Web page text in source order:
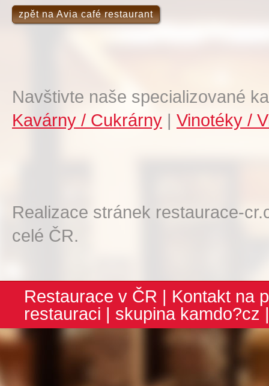
zpět na Avia café restaurant
Navštivte naše specializované
Kavárny / Cukrárny | Vinotéky /
Realizace stránek restaurace-
celé ČR.
Restaurace v ČR | Kontakt na
restauraci | skupina kamdo?cz |